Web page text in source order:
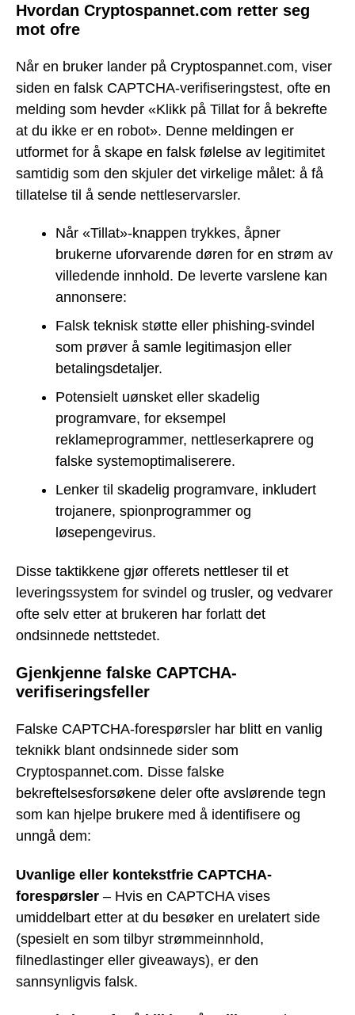
Hvordan Cryptospannet.com retter seg
mot ofre
Når en bruker lander på Cryptospannet.com, viser
siden en falsk CAPTCHA-verifiseringstest, ofte en
melding som hevder «Klikk på Tillat for å bekrefte
at du ikke er en robot». Denne meldingen er
utformet for å skape en falsk følelse av legitimitet
samtidig som den skjuler det virkelige målet: å få
tillatelse til å sende nettleservarsler.
Når «Tillat»-knappen trykkes, åpner
brukerne uforvarende døren for en strøm av
villedende innhold. De leverte varslene kan
annonsere:
Falsk teknisk støtte eller phishing-svindel
som prøver å samle legitimasjon eller
betalingsdetaljer.
Potensielt uønsket eller skadelig
programvare, for eksempel
reklameprogrammer, nettleserkaprere og
falske systemoptimaliserere.
Lenker til skadelig programvare, inkludert
trojanere, spionprogrammer og
løsepengevirus.
Disse taktikkene gjør offerets nettleser til et
leveringssystem for svindel og trusler, og vedvarer
ofte selv etter at brukeren har forlatt det
ondsinnede nettstedet.
Gjenkjenne falske CAPTCHA-
verifiseringsfeller
Falske CAPTCHA-forespørsler har blitt en vanlig
teknikk blant ondsinnede sider som
Cryptospannet.com. Disse falske
bekreftelsesforsøkene deler ofte avslørende tegn
som kan hjelpe brukere med å identifisere og
unngå dem:
Uvanlige eller kontekstfrie CAPTCHA-
forespørsler – Hvis en CAPTCHA vises
umiddelbart etter at du besøker en urelatert side
(spesielt en som tilbyr strømmeinnhold,
filnedlastinger eller giveaways), er den
sannsynligvis falsk.